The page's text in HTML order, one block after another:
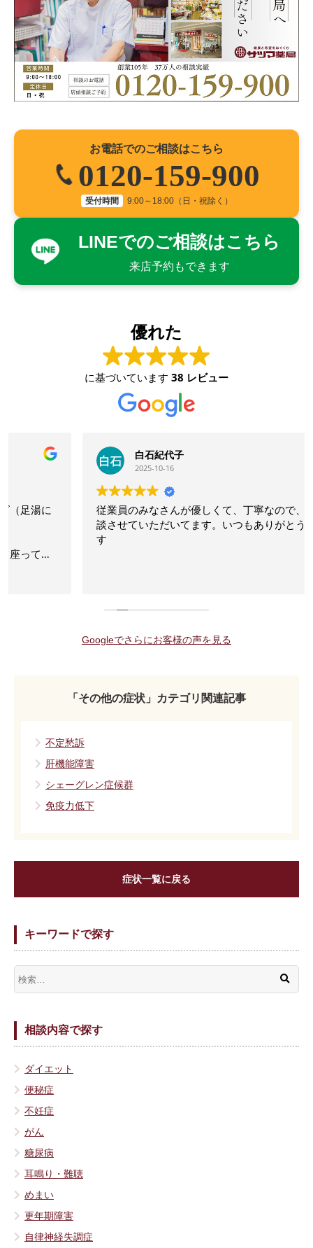
お電話でのご相談はこちら
0120-159-900
受付時間 9:00～18:00（日・祝除く）
LINEでのご相談はこちら
来店予約もできます
優れた
に基づいています 38 レビュー
白石紀代子
2025-10-16
従業員のみなさんが優しくて、丁寧なので、色々ご相
談させていただいてます。いつもありがとうございま
Googleでさらにお客様の声を見る
「その他の症状」カテゴリ関連記事
不定愁訴
肝機能障害
シェーグレン症候群
免疫力低下
症状一覧に戻る
キーワードで探す
相談内容で探す
ダイエット
便秘症
不妊症
がん
糖尿病
耳鳴り・難聴
めまい
更年期障害
自律神経失調症